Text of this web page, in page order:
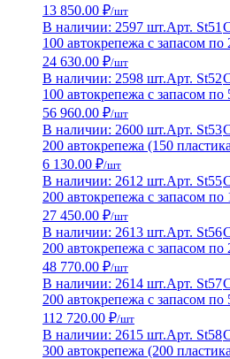
13 850.00 ₽/шт
В наличии: 2597 шт.Арт. St51
100 автокрепежа с запасом по
24 630.00 ₽/шт
В наличии: 2598 шт.Арт. St52
100 автокрепежа с запасом по
56 960.00 ₽/шт
В наличии: 2600 шт.Арт. St53
200 автокрепежа (150
6 130.00 ₽/шт
В наличии: 2612 шт.Арт. St55
200 автокрепежа с запасом по
27 450.00 ₽/шт
В наличии: 2613 шт.Арт. St56
200 автокрепежа с запасом по
48 770.00 ₽/шт
В наличии: 2614 шт.Арт. St57
200 автокрепежа с запасом по
112 720.00 ₽/шт
В наличии: 2615 шт.Арт. St58
300 автокрепежа (200